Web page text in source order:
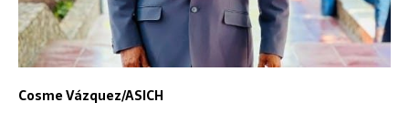
Cosme Vázquez/ASICH